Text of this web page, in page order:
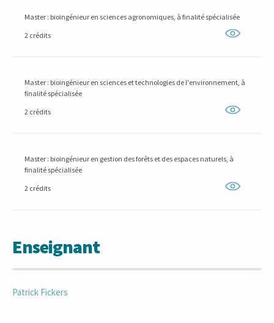
Master : bioingénieur en sciences agronomiques, à finalité spécialisée
2 crédits
Master : bioingénieur en sciences et technologies de l'environnement, à
finalité spécialisée
2 crédits
Master : bioingénieur en gestion des forêts et des espaces naturels, à
finalité spécialisée
2 crédits
Enseignant
Patrick Fickers